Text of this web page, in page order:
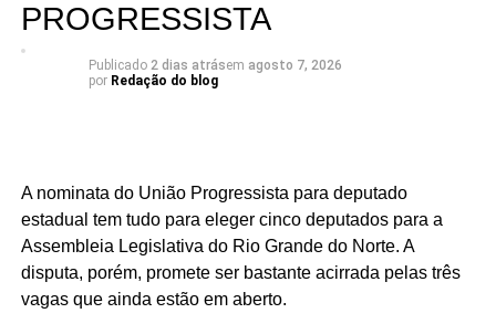
PROGRESSISTA
Publicado 2 dias atrásem agosto 7, 2026
por Redação do blog
A nominata do União Progressista para deputado
estadual tem tudo para eleger cinco deputados para a
Assembleia Legislativa do Rio Grande do Norte. A
disputa, porém, promete ser bastante acirrada pelas três
vagas que ainda estão em aberto.